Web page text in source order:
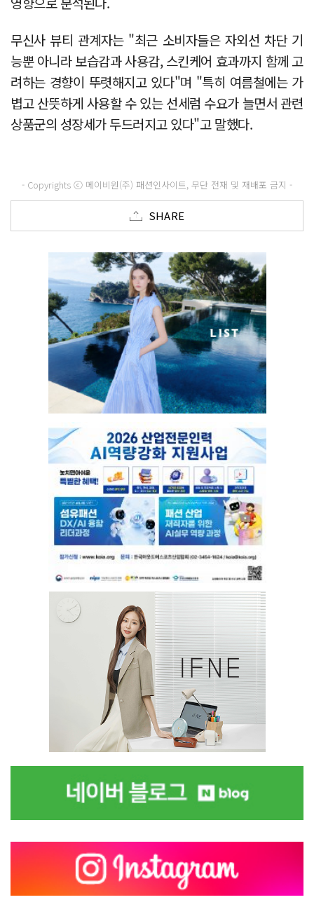
무신사 뷰티 관계자는 "최근 소비자들은 자외선 차단 기
능뿐 아니라 보습감과 사용감, 스킨케어 효과까지 함께 고
려하는 경향이 뚜렷해지고 있다"며 "특히 여름철에는 가
볍고 산뜻하게 사용할 수 있는 선세럼 수요가 늘면서 관련
상품군의 성장세가 두드러지고 있다"고 말했다.
- Copyrights ⓒ 메이비원(주) 패션인사이트, 무단 전재 및 재배포 금지 -
SHARE